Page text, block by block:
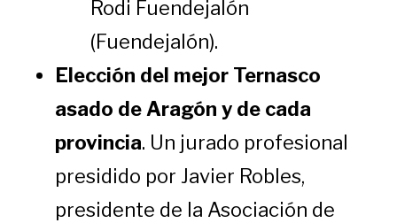
Rodi Fuendejalón
(Fuendejalón).
Elección del mejor Ternasco
asado de Aragón y de cada
provincia. Un jurado profesional
presidido por Javier Robles,
presidente de la Asociación de